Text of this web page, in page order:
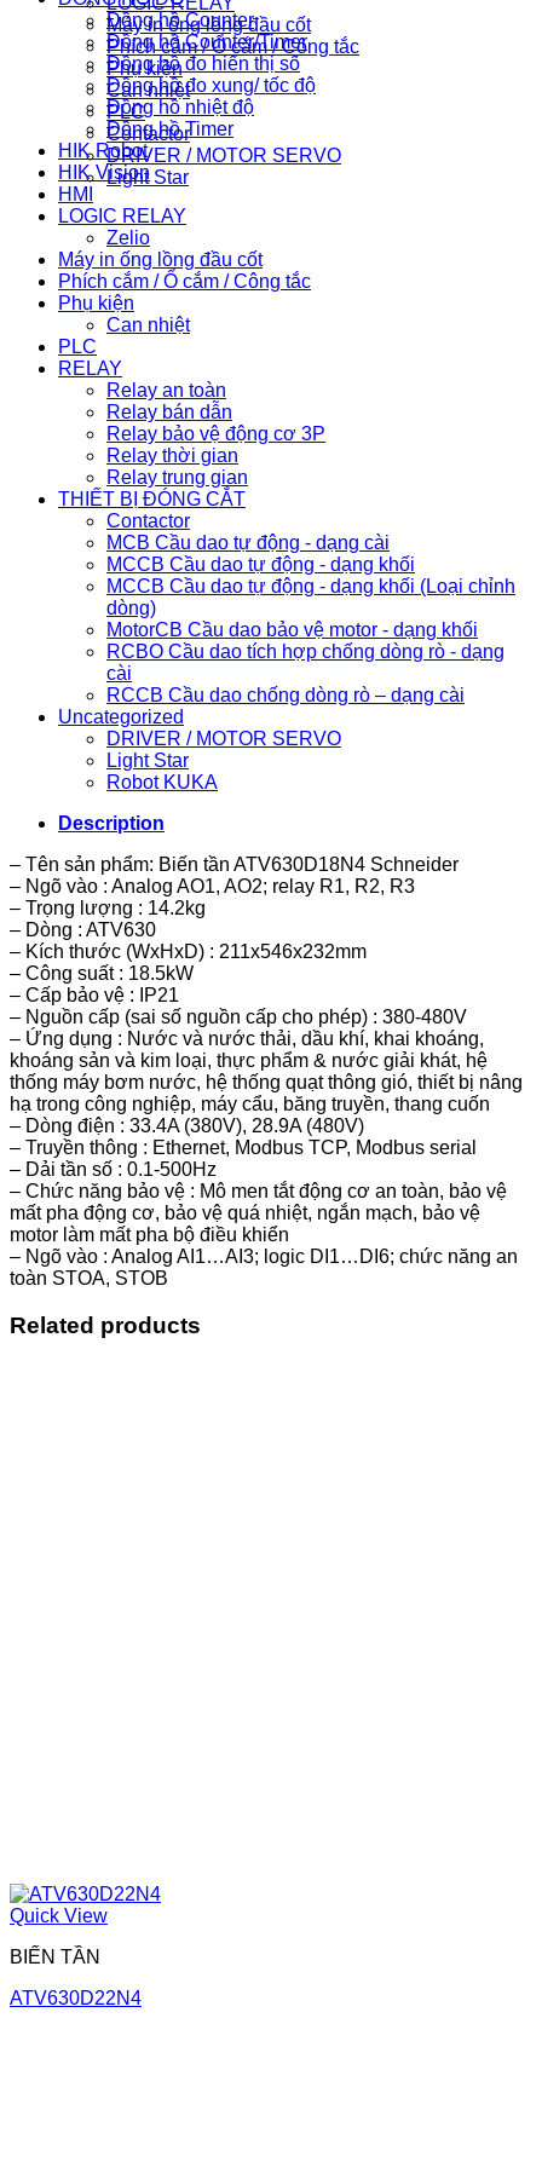
Máy in ống lồng đầu cốt
Phích cắm / Ổ cắm / Công tắc
Phụ kiện
Can nhiệt
PLC
Contactor
DRIVER / MOTOR SERVO
Light Star
Đồng hồ Counter
Đồng hồ Counter/Timer
Đồng hồ đo hiển thị số
Đồng hồ đo xung/ tốc độ
Đồng hồ nhiệt độ
Đồng hồ Timer
HIK Robot
HIK Vision
HMI
LOGIC RELAY
Zelio
Máy in ống lồng đầu cốt
Phích cắm / Ổ cắm / Công tắc
Phụ kiện
Can nhiệt
PLC
RELAY
Relay an toàn
Relay bán dẫn
Relay bảo vệ động cơ 3P
Relay thời gian
Relay trung gian
THIẾT BỊ ĐÓNG CẮT
Contactor
MCB Cầu dao tự động - dạng cài
MCCB Cầu dao tự động - dạng khối
MCCB Cầu dao tự động - dạng khối (Loại chỉnh
dòng)
MotorCB Cầu dao bảo vệ motor - dạng khối
RCBO Cầu dao tích hợp chống dòng rò - dạng
cài
RCCB Cầu dao chống dòng rò – dạng cài
Uncategorized
DRIVER / MOTOR SERVO
Light Star
Robot KUKA
Description
– Tên sản phẩm: Biến tần ATV630D18N4 Schneider
– Ngõ vào : Analog AO1, AO2; relay R1, R2, R3
– Trọng lượng : 14.2kg
– Dòng : ATV630
– Kích thước (WxHxD) : 211x546x232mm
– Công suất : 18.5kW
– Cấp bảo vệ : IP21
– Nguồn cấp (sai số nguồn cấp cho phép) : 380-480V
– Ứng dụng : Nước và nước thải, dầu khí, khai khoáng,
khoáng sản và kim loại, thực phẩm & nước giải khát, hệ
thống máy bơm nước, hệ thống quạt thông gió, thiết bị nâng
hạ trong công nghiệp, máy cẩu, băng truyền, thang cuốn
– Dòng điện : 33.4A (380V), 28.9A (480V)
– Truyền thông : Ethernet, Modbus TCP, Modbus serial
– Dải tần số : 0.1-500Hz
– Chức năng bảo vệ : Mô men tắt động cơ an toàn, bảo vệ
mất pha động cơ, bảo vệ quá nhiệt, ngắn mạch, bảo vệ
motor làm mất pha bộ điều khiển
– Ngõ vào : Analog AI1…AI3; logic DI1…DI6; chức năng an
toàn STOA, STOB
Related products
Quick View
BIẾN TẦN
ATV630D22N4